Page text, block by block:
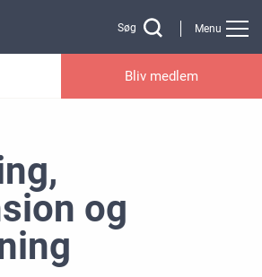
Menu
Søg
Bliv medlem
og